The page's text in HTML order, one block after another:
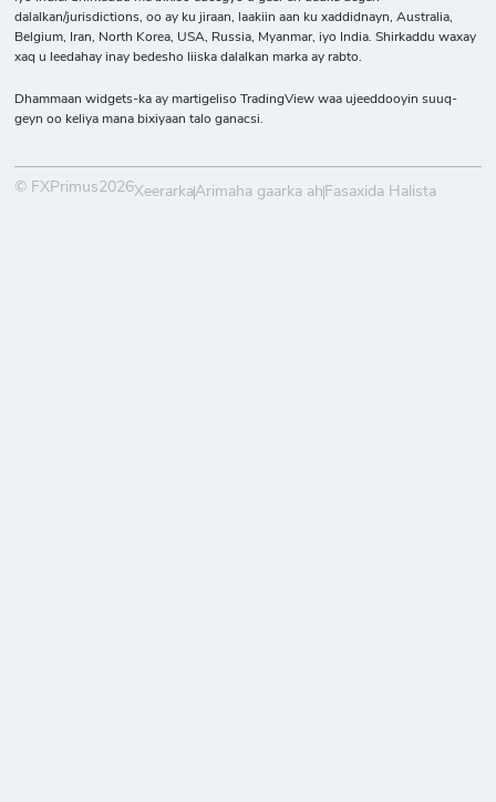
dalalkan/jurisdictions, oo ay ku jiraan, laakiin aan ku xaddidnayn, Australia,
Belgium, Iran, North Korea, USA, Russia, Myanmar, iyo India. Shirkaddu waxay
xaq u leedahay inay bedesho liiska dalalkan marka ay rabto.
Dhammaan widgets-ka ay martigeliso TradingView waa ujeeddooyin suuq-
geyn oo keliya mana bixiyaan talo ganacsi.
© FXPrimus2026XeerarkaArimaha gaarka ah Fasaxida Halista